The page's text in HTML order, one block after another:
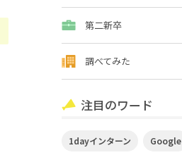
第二新卒
調べてみた
注目のワード
1dayインターン Google